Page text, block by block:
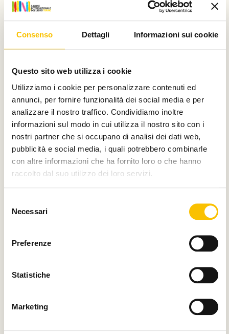
Consenso Dettagli Informazioni sui cookie
Questo sito web utilizza i cookie
Utilizziamo i cookie per personalizzare contenuti ed
annunci, per fornire funzionalità dei social media e per
analizzare il nostro traffico. Condividiamo inoltre
informazioni sul modo in cui utilizza il nostro sito con i
nostri partner che si occupano di analisi dei dati web,
pubblicità e social media, i quali potrebbero combinarle
con altre informazioni che ha fornito loro o che hanno
raccolto dal suo utilizzo dei loro servizi.
delNecessari
Preferenze
Statistiche
Marketing
Con il contributo di
Charity partner
Paese ospite d'onore